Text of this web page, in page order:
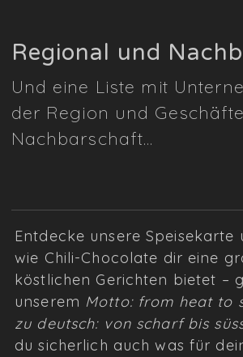
Regional und
Und eine Liste mit
der Region und
Nachbarschaft…
Entdecke unsere Speisekarte
wie Chili-Chocolate dir eine
köstlichen Gerichten bietet –
unserem Motto: from heat to
zu deutsch: von scharf bis
du sicherlich auch was für